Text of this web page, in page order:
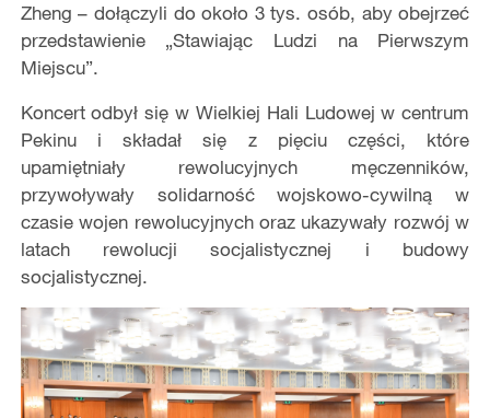
Zheng – dołączyli do około 3 tys. osób, aby obejrzeć
przedstawienie „Stawiając Ludzi na Pierwszym
Miejscu”.
Koncert odbył się w Wielkiej Hali Ludowej w centrum
Pekinu i składał się z pięciu części, które
upamiętniały rewolucyjnych męczenników,
przywoływały solidarność wojskowo-cywilną w
czasie wojen rewolucyjnych oraz ukazywały rozwój w
latach rewolucji socjalistycznej i budowy
socjalistycznej.